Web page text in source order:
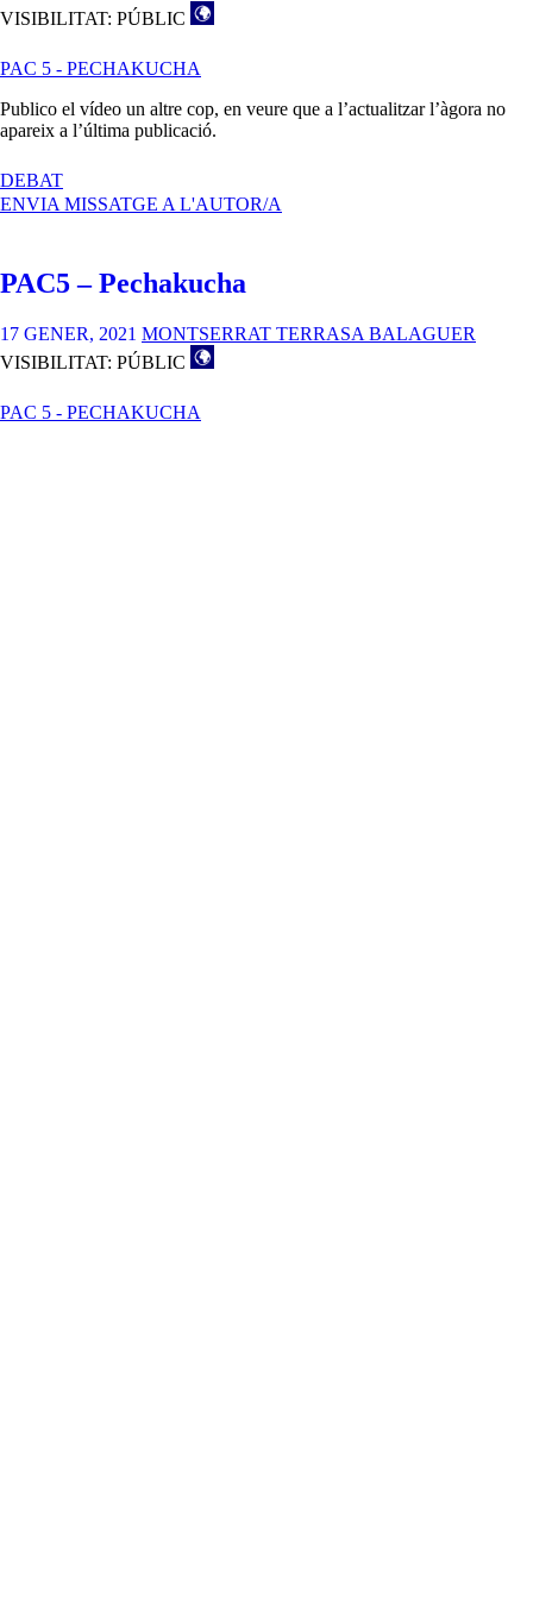
VISIBILITAT: PÚBLIC
PAC 5 - PECHAKUCHA
Publico el vídeo un altre cop, en veure que a l’actualitzar l’àgora no
apareix a l’última publicació.
DEBATA
PAC
–
ENVIA MISSATGE A L'AUTOR/A
PAC5 – Pechakucha
17 GENER, 2021 MONTSERRAT TERRASA BALAGUER
VISIBILITAT: PÚBLIC
PAC 5 - PECHAKUCHA